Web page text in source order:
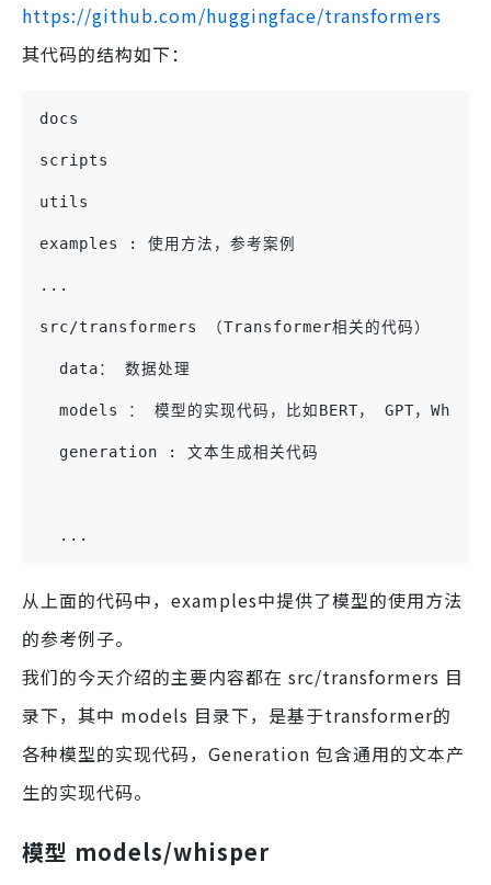
https://github.com/huggingface/transformers
其代码的结构如下：
docs
scripts
utils
examples : 使用方法，参考案例
...
src/transformers （Transformer相关的代码）
  data： 数据处理
models ： 模型的实现代码，比如BERT， GPT，
  generation : 文本生成相关代码
  ...
从上面的代码中，examples中提供了模型的使用方法
的参考例子。
我们的今天介绍的主要内容都在 src/transformers 目
录下，其中 models 目录下，是基于transformer的
各种模型的实现代码，Generation 包含通用的文本产
生的实现代码。
模型 models/whisper